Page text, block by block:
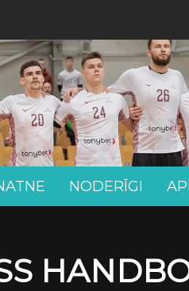
NODERĪGI